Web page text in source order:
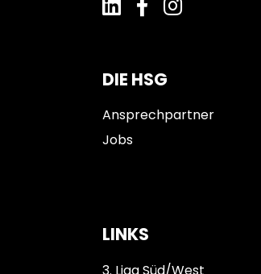
DIE HSG
Ansprechpartner
Jobs
LINKS
3. Liga Süd/West